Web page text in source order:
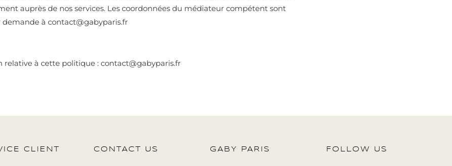
auprès de nos services. Les coordonnées du médiateur compétent sont
à contact@gabyparis.fr
relative à cette politique : contact@gabyparis.fr
CLIENT CONTACT US GABY PARIS FOLLOW US